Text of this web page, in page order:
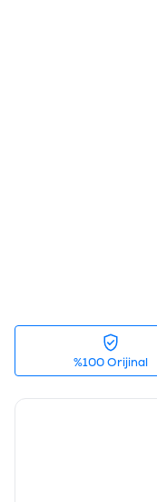
%100 Orijinal